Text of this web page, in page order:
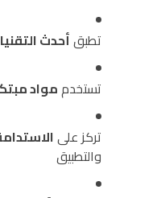
تطبقأحدث
تستخدممواد
تركز على
والتطبيق